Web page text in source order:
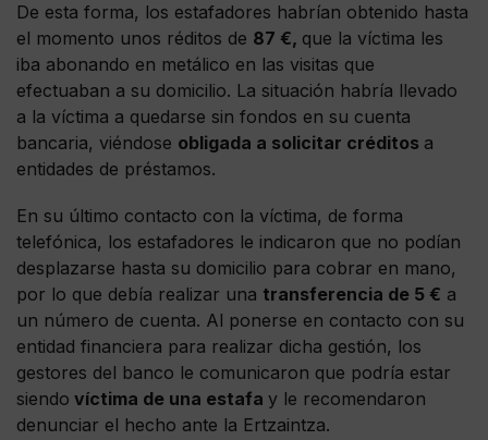
De esta forma, los estafadores habrían obtenido hasta
el momento unos réditos de 87 €, que la víctima les
iba abonando en metálico en las visitas que
efectuaban a su domicilio. La situación habría llevado
a la víctima a quedarse sin fondos en su cuenta
bancaria, viéndose obligada a solicitar créditos a
entidades de préstamos.
En su último contacto con la víctima, de forma
telefónica, los estafadores le indicaron que no podían
desplazarse hasta su domicilio para cobrar en mano,
por lo que debía realizar una transferencia de 5 € a
un número de cuenta. Al ponerse en contacto con su
entidad financiera para realizar dicha gestión, los
gestores del banco le comunicaron que podría estar
siendo víctima de una estafa y le recomendaron
denunciar el hecho ante la Ertzaintza.